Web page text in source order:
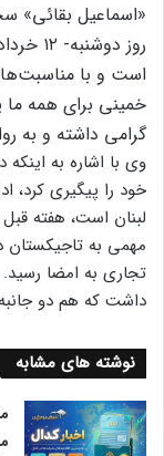
«اسماعیل بقائی»
روز
است و با
خمینی برای همه ما
گرامی داشته و به
وی با اشاره به
خود را پیگیری کرد،
لبنان است، هفته
مهمی به تاجیکستان
تجاری به امضا
داشت که هم دو
نوشته های مشابه